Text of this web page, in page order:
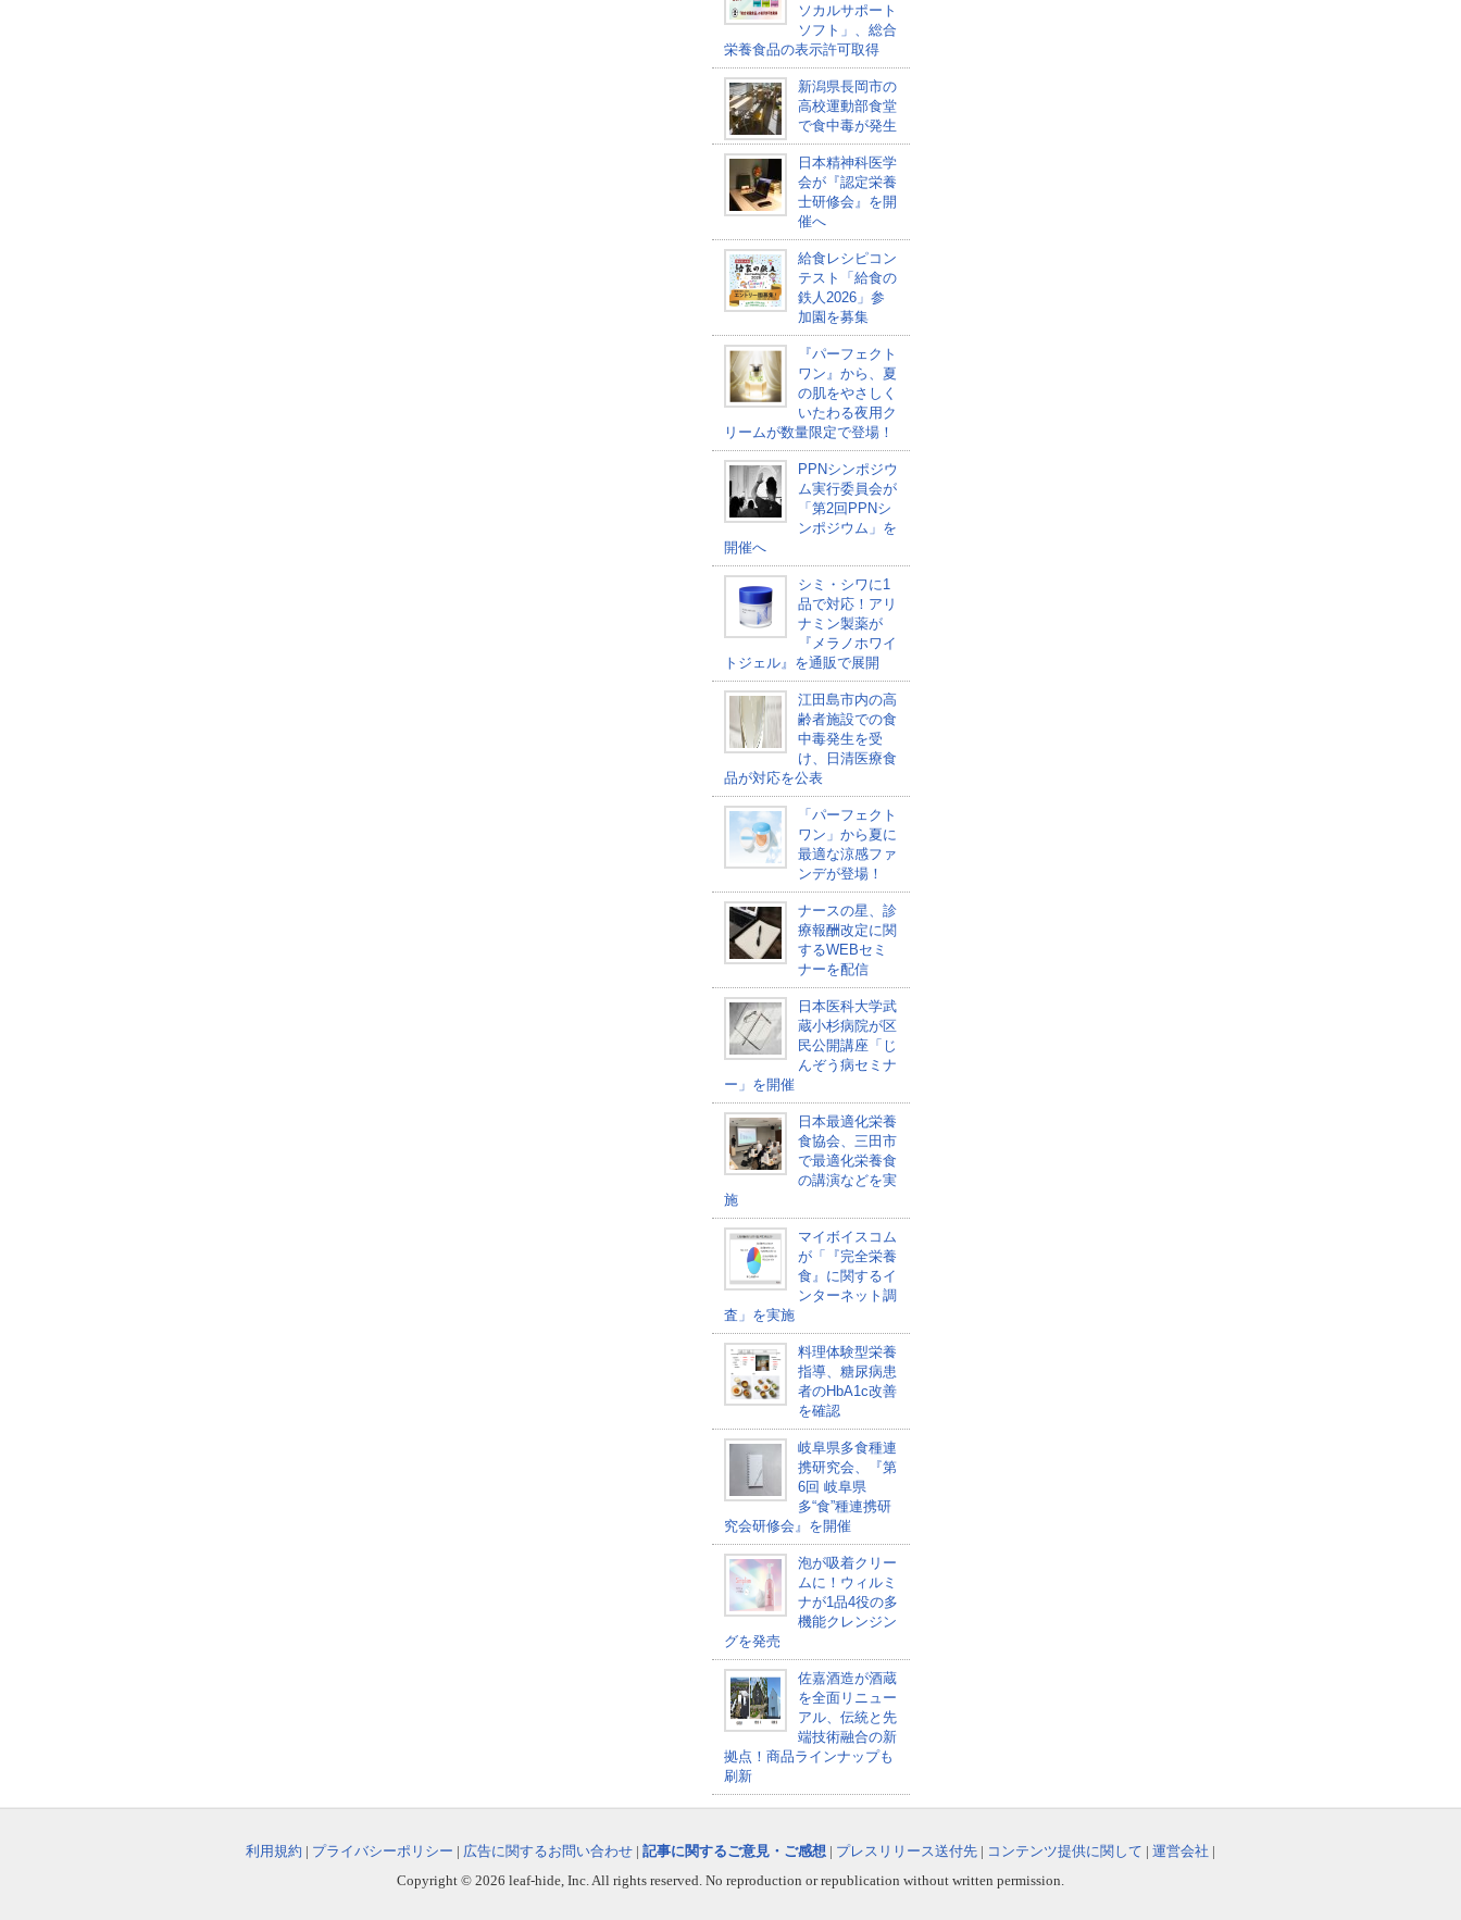
ソカルサポート
ソフト」、総合
栄養食品の表示許可取得
新潟県長岡市の
高校運動部食堂
で食中毒が発生
日本精神科医学
会が『認定栄養
士研修会』を開
催へ
給食レシピコン
テスト「給食の
鉄人2026」参
加園を募集
『パーフェクト
ワン』から、夏
の肌をやさしく
いたわる夜用ク
リームが数量限定で登場！
PPNシンポジウ
ム実行委員会が
「第2回PPNシ
ンポジウム」を
開催へ
シミ・シワに1
品で対応！アリ
ナミン製薬が
『メラノホワイ
トジェル』を通販で展開
江田島市内の高
齢者施設での食
中毒発生を受
け、日清医療食
品が対応を公表
「パーフェクト
ワン」から夏に
最適な涼感ファ
ンデが登場！
ナースの星、診
療報酬改定に関
するWEBセミ
ナーを配信
日本医科大学武
蔵小杉病院が区
民公開講座「じ
んぞう病セミナ
ー」を開催
日本最適化栄養
食協会、三田市
で最適化栄養食
の講演などを実
施
マイボイスコム
が「『完全栄養
食』に関するイ
ンターネット調
査」を実施
料理体験型栄養
指導、糖尿病患
者のHbA1c改善
を確認
岐阜県多食種連
携研究会、『第
6回 岐阜県
多“食”種連携研
究会研修会』を開催
泡が吸着クリー
ムに！ウィルミ
ナが1品4役の多
機能クレンジン
グを発売
佐嘉酒造が酒蔵
を全面リニュー
アル、伝統と先
端技術融合の新
拠点！商品ラインナップも
刷新
利用規約 | プライバシーポリシー | 広告に関するお問い合わせ | 記事に関するご意見・ご感想 | プレスリリース送付先 | コンテンツ提供に関して | 運営会社 |
Copyright © 2026 leaf-hide, Inc. All rights reserved. No reproduction or republication without written permission.